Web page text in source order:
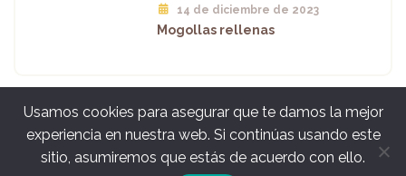
14 de diciembre de 2023
Mogollas rellenas
Usamos cookies para asegurar que te damos la mejor
experiencia en nuestra web. Si continúas usando este
sitio, asumiremos que estás de acuerdo con ello.